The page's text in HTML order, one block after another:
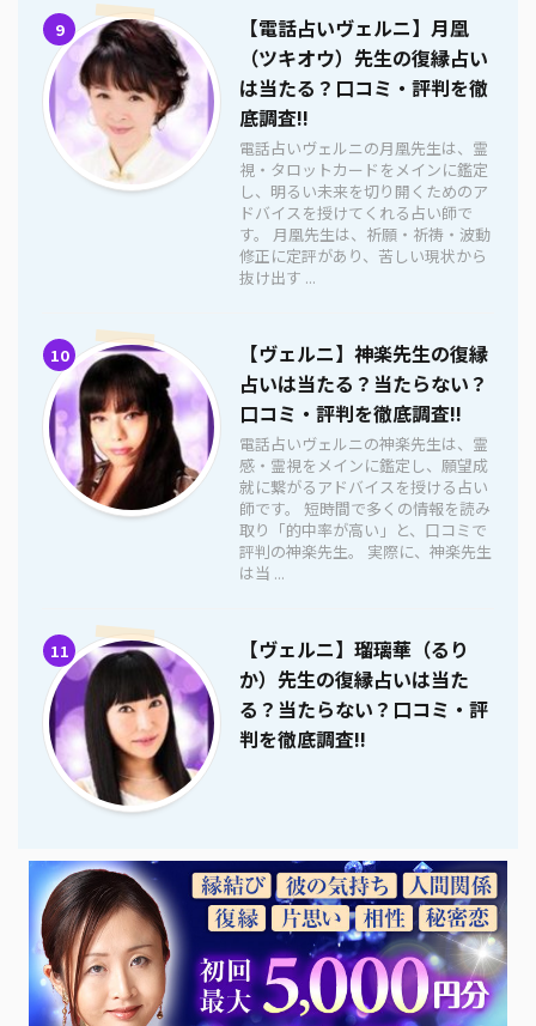
9
【電話占いヴェルニ】月凰
（ツキオウ）先生の復縁占い
は当たる？口コミ・評判を徹
底調査!!
電話占いヴェルニの月凰先生は、霊
視・タロットカードをメインに鑑定
し、明るい未来を切り開くためのア
ドバイスを授けてくれる占い師で
す。 月凰先生は、祈願・祈祷・波動
修正に定評があり、苦しい現状から
抜け出す ...
10
【ヴェルニ】神楽先生の復縁
占いは当たる？当たらない？
口コミ・評判を徹底調査!!
電話占いヴェルニの神楽先生は、霊
感・霊視をメインに鑑定し、願望成
就に繋がるアドバイスを授ける占い
師です。 短時間で多くの情報を読み
取り「的中率が高い」と、口コミで
評判の神楽先生。 実際に、神楽先生
は当 ...
11
【ヴェルニ】瑠璃華（るり
か）先生の復縁占いは当た
る？当たらない？口コミ・評
判を徹底調査!!